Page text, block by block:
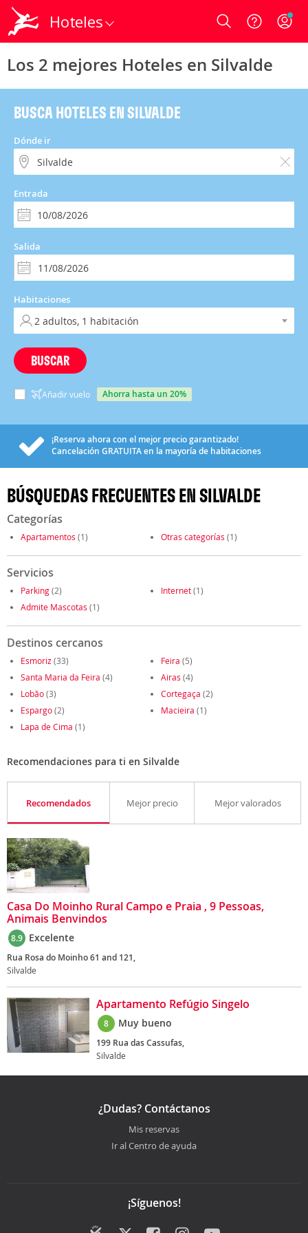
Hoteles Login
Los 2 mejores Hoteles en Silvalde
BUSCA HOTELES EN SILVALDE
Dónde ir
Entrada
Salida
Habitaciones
BUSCAR
Añadir vuelo ahorra hasta un 20%
¡Reserva ahora con el mejor precio garantizado!
Cancelación GRATUITAen la mayoría de habitaciones
BÚSQUEDAS FRECUENTES EN SILVALDE
Categorías
Apartamentos (1) Otras categorías (1)
Servicios
Parking(2) Internet(1)
Admite Mascotas (1)
Destinos cercanos
Esmoriz (33) Feira (5)
Santa Maria da Feira (4) Airas (4)
Lobão(3) Cortegaça (2)
Espargo(2) Macieira (1)
Lapa de Cima (1)
Recomendaciones para ti en Silvalde
Recomendados Mejor precio Mejor valorados
Casa Do Moinho Rural Campo e Praia , 9 Pessoas,
Animais Benvindos
8.9 Excelente
Rua Rosa do Moinho 61 and 121,
Silvalde
Apartamento Refúgio Singelo
8 Muy bueno
199 Rua das Cassufas,
Silvalde
¿Dudas? Contáctanos
Mis reservas
Ir al Centro de ayuda
¡Síguenos!